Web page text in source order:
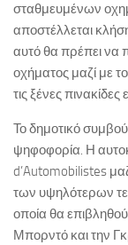
σταθμευμένων
αποστέλλεται
αυτό θα πρέπει να
οχήματος μαζί με
τις ξένες
Το δημοτικό
ψηφοφορία. Η
d’Automobilistes
των υψηλότερων
οποία θα
Μπορντό και την